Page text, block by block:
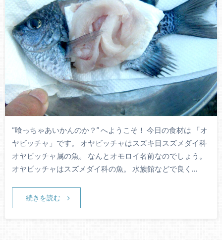
“喰っちゃあいかんのか？” へようこそ！ 今日の食材は 「オ
ヤビッチャ」です。 オヤビッチャはスズキ目スズメダイ科
オヤビッチャ属の魚。 なんとオモロイ名前なのでしょう。
オヤビッチャはスズメダイ科の魚。 水族館などで良く…
続きを読む